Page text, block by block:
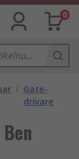
0
/ Gate-
drivare
Ben